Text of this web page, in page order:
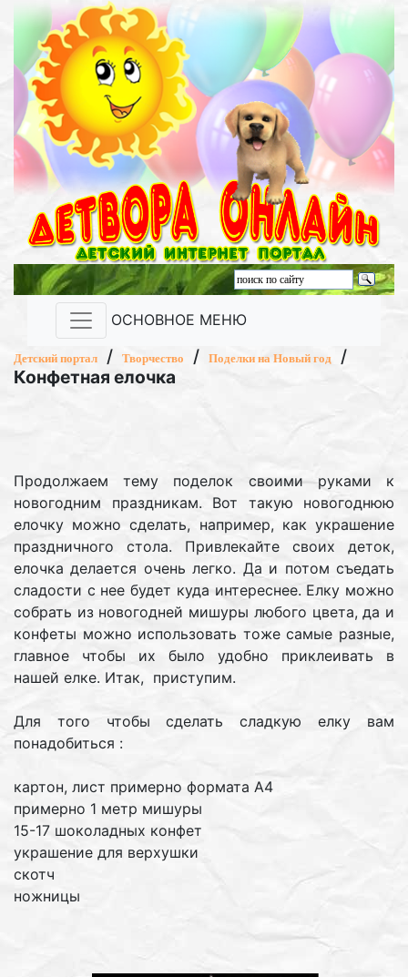
ОСНОВНОЕ МЕНЮ
Детский портал / Творчество / Поделки на Новый год
/
Конфетная елочка
Продолжаем тему поделок своими руками к
новогодним праздникам. Вот такую новогоднюю
елочку можно сделать, например, как украшение
праздничного стола. Привлекайте своих деток,
елочка делается очень легко. Да и потом съедать
сладости с нее будет куда интереснее. Елку можно
собрать из новогодней мишуры любого цвета, да и
конфеты можно использовать тоже самые разные,
главное чтобы их было удобно приклеивать в
нашей елке. Итак, приступим.
Для того чтобы сделать сладкую елку вам
понадобиться :
картон, лист примерно формата А4
примерно 1 метр мишуры
15-17 шоколадных конфет
украшение для верхушки
скотч
ножницы